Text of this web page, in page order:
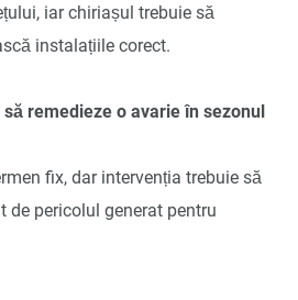
iar chiriașul trebuie să
instalațiile corect.
remedieze o avarie în sezonul
fix, dar intervenția trebuie să
de pericolul generat pentru